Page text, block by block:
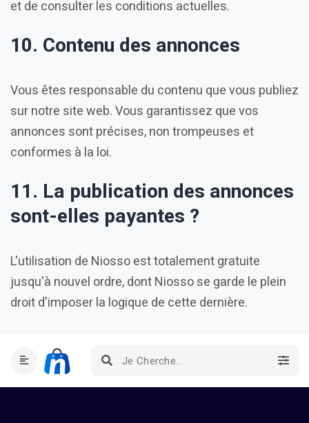
et de consulter les conditions actuelles.
10. Contenu des annonces
Vous êtes responsable du contenu que vous publiez
sur notre site web. Vous garantissez que vos
annonces sont précises, non trompeuses et
conformes à la loi.
11. La publication des annonces
sont-elles payantes ?
L'utilisation de Niosso est totalement gratuite
jusqu'à nouvel ordre, dont Niosso se garde le plein
droit d'imposer la logique de cette dernière.